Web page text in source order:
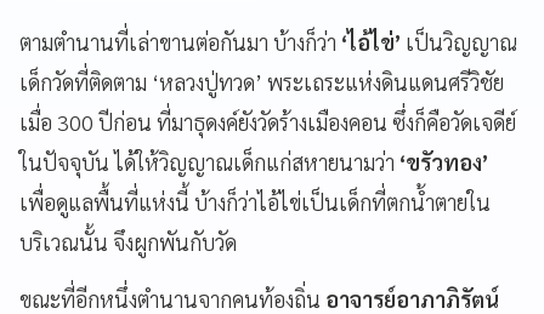
ตามตำนานที่เล่าขานต่อกันมา บ้างก็ว่า ‘ไอ้ไข่’ เป็นวิญญาณ
เด็กวัดที่ติดตาม ‘หลวงปู่ทวด’ พระเถระแห่งดินแดนศรีวิชัย
เมื่อ 300 ปีก่อน ที่มาธุดงค์ยังวัดร้างเมืองคอน ซึ่งก็คือวัดเจดีย์
ในปัจจุบัน ได้ให้วิญญาณเด็กแก่สหายนามว่า ‘ขรัวทอง’
เพื่อดูแลพื้นที่แห่งนี้ บ้างก็ว่าไอ้ไข่เป็นเด็กที่ตกน้ำตายใน
บริเวณนั้น จึงผูกพันกับวัด
ขณะที่อีกหนึ่งตำนานจากคนท้องถิ่น อาจารย์อาภาภิรัตน์